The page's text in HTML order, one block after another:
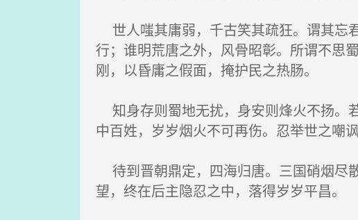
世人嗤其庸弱，千古笑其疏狂。谓其忘
行；谁明荒唐之外，风骨昭彰。所谓不思
刚，以昏庸之假面，掩护民之热肠。
知身存则蜀地无扰，身安则烽火不扬。
中百姓，岁岁烟火不可再伤。忍举世之嘲
待到晋朝鼎定，四海归唐。三国硝烟尽
望，终在后主隐忍之中，落得岁岁平昌。